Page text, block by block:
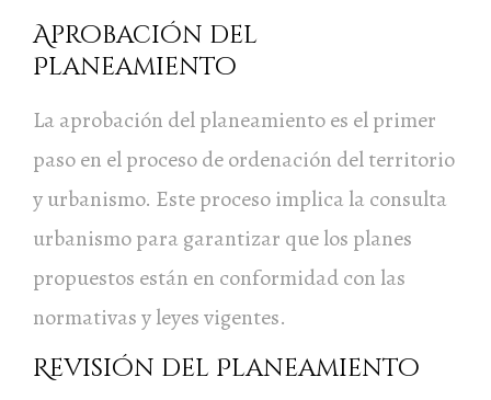
Aprobación del
Planeamiento
La aprobación del planeamiento es el primer
paso en el proceso de ordenación del territorio
y urbanismo. Este proceso implica la consulta
urbanismo para garantizar que los planes
propuestos están en conformidad con las
normativas y leyes vigentes.
Revisión del Planeamiento